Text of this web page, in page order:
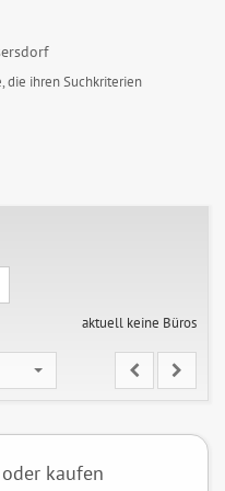
die ihren Suchkriterien
aktuell keine Büros
kaufen